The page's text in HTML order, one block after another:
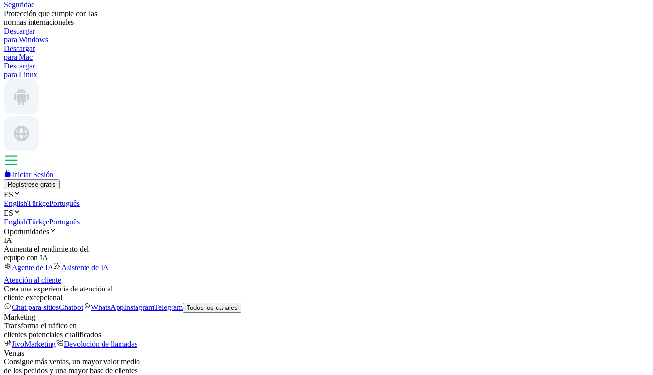
Seguridad
Protección que cumple con las
normas internacionales
Descargar
para Windows
Descargar
para Mac
Descargar
para Linux
Iniciar Sesión
Regístrese gratis
ES
EnglishTürkçePortuguês
ES
EnglishTürkçePortuguês
Oportunidades
IA
Aumenta el rendimiento del
equipo con IA
Agente de IA
Asistente de IA
Atención al cliente
Crea una experiencia de atención al
cliente excepcional
Chat para sitiosChatbot WhatsAppInstagramTelegram Todos los canales
Marketing
Transforma el tráfico en
clientes potenciales cualificados
JivoMarketing
Devolución de llamadas
Ventas
Consigue más ventas, un mayor valor medio
de los pedidos y una mayor base de clientes